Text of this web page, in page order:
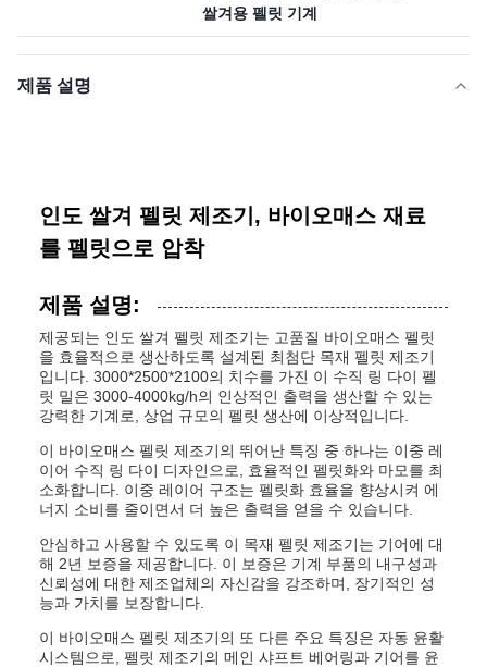
쌀겨용 펠릿 기계
제품 설명
인도 쌀겨 펠릿 제조기, 바이오매스 재료
를 펠릿으로 압착
제품 설명:
제공되는 인도 쌀겨 펠릿 제조기는 고품질 바이오매스 펠릿
을 효율적으로 생산하도록 설계된 최첨단 목재 펠릿 제조기
입니다. 3000*2500*2100의 치수를 가진 이 수직 링 다이 펠
릿 밀은 3000-4000kg/h의 인상적인 출력을 생산할 수 있는
강력한 기계로, 상업 규모의 펠릿 생산에 이상적입니다.
이 바이오매스 펠릿 제조기의 뛰어난 특징 중 하나는 이중 레
이어 수직 링 다이 디자인으로, 효율적인 펠릿화와 마모를 최
소화합니다. 이중 레이어 구조는 펠릿화 효율을 향상시켜 에
너지 소비를 줄이면서 더 높은 출력을 얻을 수 있습니다.
안심하고 사용할 수 있도록 이 목재 펠릿 제조기는 기어에 대
해 2년 보증을 제공합니다. 이 보증은 기계 부품의 내구성과
신뢰성에 대한 제조업체의 자신감을 강조하며, 장기적인 성
능과 가치를 보장합니다.
이 바이오매스 펠릿 제조기의 또 다른 주요 특징은 자동 윤활
시스템으로, 펠릿 제조기의 메인 샤프트 베어링과 기어를 윤